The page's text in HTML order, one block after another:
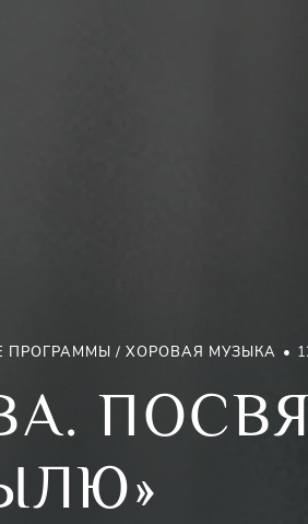
ПРОГРАММЫ / ХОРОВАЯ МУЗЫКА